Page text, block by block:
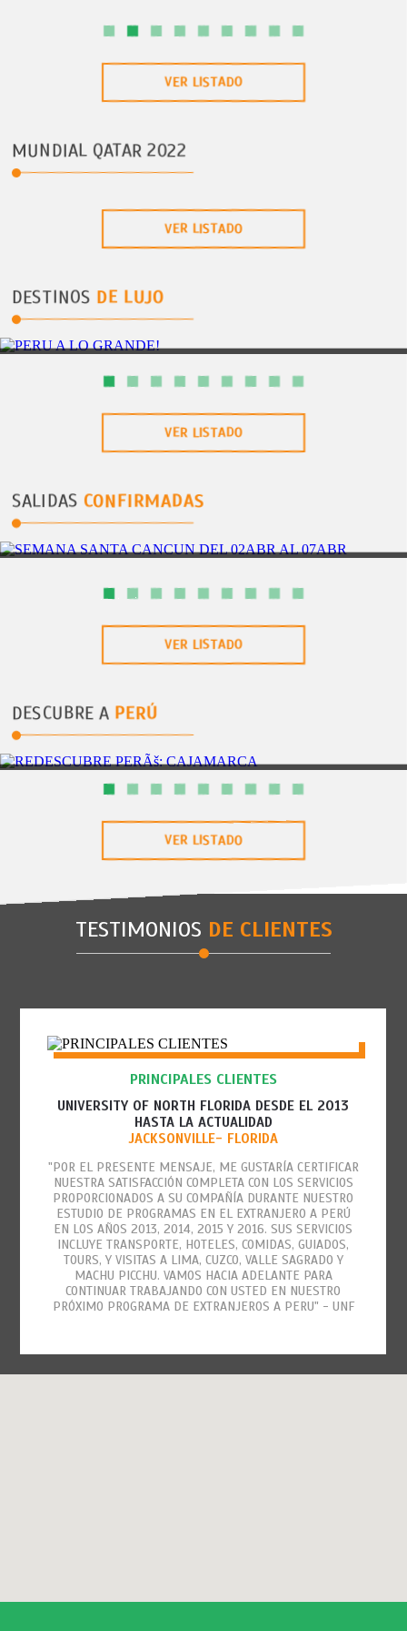
VER LISTADO
MUNDIAL QATAR 2022
VER LISTADO
DESTINOS DE LUJO
PERU A LO GRANDE!
VER LISTADO
SALIDAS CONFIRMADAS
SEMANA SANTA CANCUN DEL 02ABR AL 07ABR
VER LISTADO
DESCUBRE A PERÚ
VER LISTADO
TESTIMONIOS DE CLIENTES
PRINCIPALES CLIENTES
UNIVERSITY OF NORTH FLORIDA DESDE EL 2013
HASTA LA ACTUALIDAD
JACKSONVILLE- FLORIDA
"POR EL PRESENTE MENSAJE, ME GUSTARÍA CERTIFICAR
NUESTRA SATISFACCIÓN COMPLETA CON LOS SERVICIOS
PROPORCIONADOS A SU COMPAÑÍA DURANTE NUESTRO
ESTUDIO DE PROGRAMAS EN EL EXTRANJERO A PERÚ
EN LOS AÑOS 2013, 2014, 2015 Y 2016. SUS SERVICIOS
INCLUYE TRANSPORTE, HOTELES, COMIDAS, GUIADOS,
TOURS, Y VISITAS A LIMA, CUZCO, VALLE SAGRADO Y
MACHU PICCHU. VAMOS HACIA ADELANTE PARA
CONTINUAR TRABAJANDO CON USTED EN NUESTRO
PRÓXIMO PROGRAMA DE EXTRANJEROS A PERU" - UNF